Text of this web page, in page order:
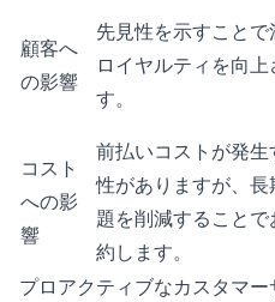
顧客へ
の影響
先見性を示すことで
ロイヤルティを向上
す。
コスト
への影
響
前払いコストが発生
性がありますが、長
題を削減することで
約します。
プロアクティブなカスタマ